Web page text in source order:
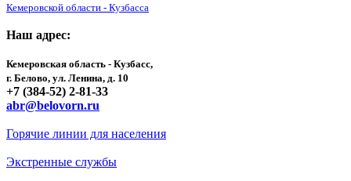
Кемеровской области - Кузбасса
Наш адрес:
Кемеровская область - Кузбасс,
г. Белово, ул. Ленина, д. 10
+7 (384-52) 2-81-33
abr@belovorn.ru
Горячие линии для населения
Экстренные службы